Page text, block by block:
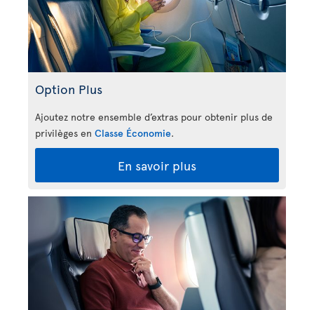
Option Plus
Ajoutez notre ensemble d’extras pour obtenir plus de
privilèges en Classe Économie.
En savoir plus